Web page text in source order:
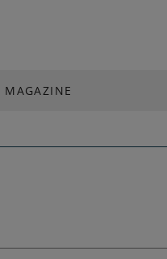
MAGAZINE